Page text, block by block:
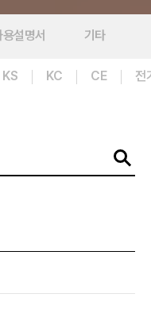
설명서 기타
KS KC CE 전